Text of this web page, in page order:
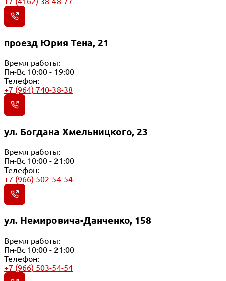
проезд Юрия Тена, 21
Время работы:
Пн-Вс 10:00 - 19:00
Телефон:
+7 (964) 740-38-38
ул. Богдана Хмельницкого, 23
Время работы:
Пн-Вс 10:00 - 21:00
Телефон:
+7 (966) 502-54-54
ул. Немировича-Данченко, 158
Время работы:
Пн-Вс 10:00 - 21:00
Телефон:
+7 (966) 503-54-54